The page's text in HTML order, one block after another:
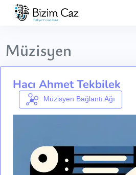
Müzisyen
Hacı Ahmet Tekbilek
Müzisyen Bağlantı Ağı